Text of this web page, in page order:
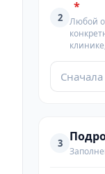
2
*
Любой
Сначала
3